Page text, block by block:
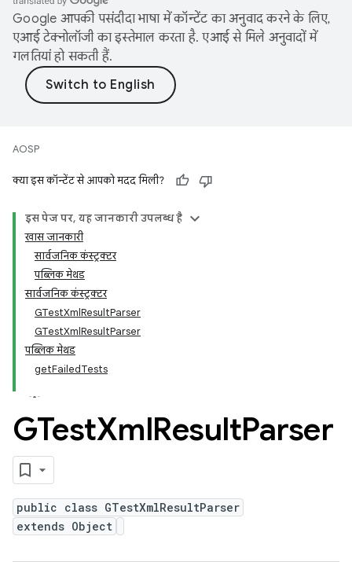
Google आपकी पसंदीदा भाषा में कॉन्टेंट का अनुवाद करने के लिए,
एआई टेक्नोलॉजी का इस्तेमाल करता है. एआई से मिले अनुवादों में
गलतियां हो सकती हैं.
AOSP
क्या इस कॉन्टेंट से आपको मदद मिली?
इस पेज पर, यह जानकारी उपलब्ध है
खास जानकारी
सार्वजनिक कंस्ट्रक्टर
पब्लिक मेथड
सार्वजनिक कंस्ट्रक्टर
GTestXmlResultParser
GTestXmlResultParser
पब्लिक मेथड
getFailedTests
GTestXmlResultParser
public class GTestXmlResultParser
extends Object